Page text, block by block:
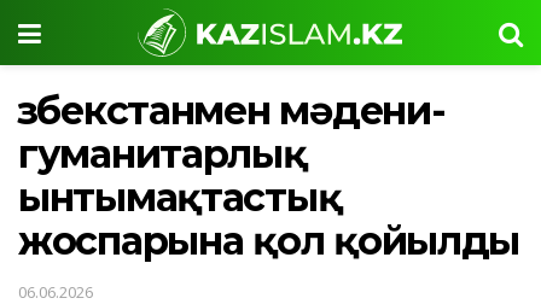
Өзбекстанмен мәдени-
гуманитарлық
ынтымақтастық
жоспарына қол қойылды
06.06.2026